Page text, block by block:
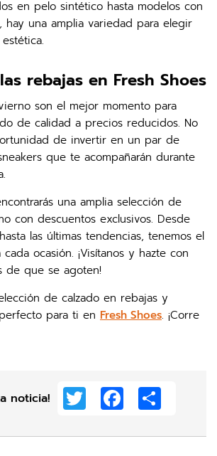
en pelo sintético hasta modelos con
hay una amplia variedad para elegir
rebajas en Fresh Shoes
son el mejor momento para
de calidad a precios reducidos. No
de invertir en un par de
que te acompañarán durante
una amplia selección de
con descuentos exclusivos. Desde
las últimas tendencias, tenemos el
ocasión. ¡Visítanos y hazte con
de que se agoten!
de calzado en rebajas y
para ti en Fresh Shoes. ¡Corre
noticia! Twitter Facebook